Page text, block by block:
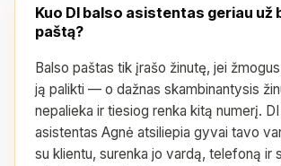
Kuo DI balso asistentas geriau už
paštą?
Balso paštas tik įrašo žinutę, jei
ją palikti — o dažnas skambinantysis
nepalieka ir tiesiog renka kitą numerį.
asistentas Agnė atsiliepia gyvai tavo
su klientu, surenka jo vardą, telefoną ir